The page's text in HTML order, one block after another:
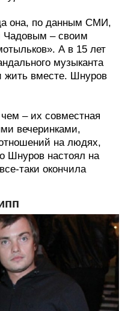
она, по данным СМИ,
Чадовым – своим
А в 15 лет
музыканта
жить вместе. Шнуров
– их совместная
вечеринками,
на людях,
Шнуров настоял на
таки окончила